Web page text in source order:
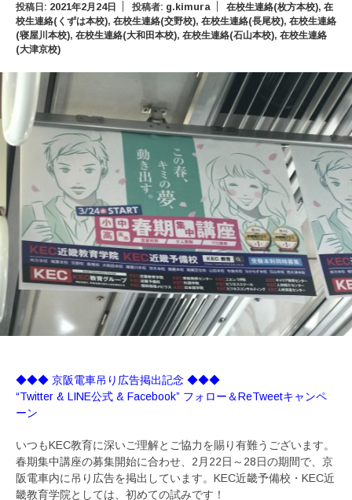
投稿日: 2021年2月24日 投稿者: g.kimura 在校生連絡(枚方本校), 在
校生連絡(くずは本校), 在校生連絡(交野校), 在校生連絡(長尾校), 在校生連絡
(寝屋川本校), 在校生連絡(大和田本校), 在校生連絡(石山本校), 在校生連絡
(大津京校)
◆◆◆ 京阪電車吊り広告掲出記念 ◆◆◆
“Twitter & LINE公式 & Facebook” フォロー＆ReTweetキャンペ
ーン
いつもKEC教育に深いご理解とご協力を賜り有難うございます。
春期集中講座の募集開始に合わせ、2月22日～28日の期間で、京
阪電車内に吊り広告を掲出しています。KEC近畿予備校・KEC近
畿教育学院としては、初めての試みです！